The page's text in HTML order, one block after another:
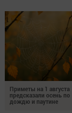
Приметы на 1 августа
предсказали осень по
дождю и паутине